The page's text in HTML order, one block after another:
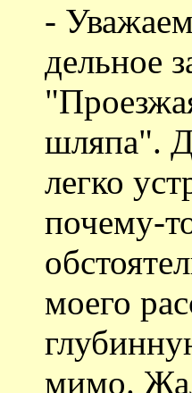
-
дельное
шляпа".
легко
почему-
моего
мимо.